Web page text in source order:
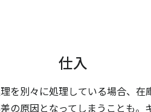
仕入
を別々に処理している場合、在
の原因となってしまうことも。